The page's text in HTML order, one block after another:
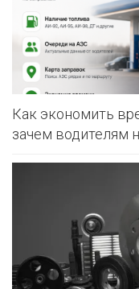
Как экономить
зачем водителям